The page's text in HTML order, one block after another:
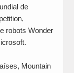
de
robots Wonder
Mountain